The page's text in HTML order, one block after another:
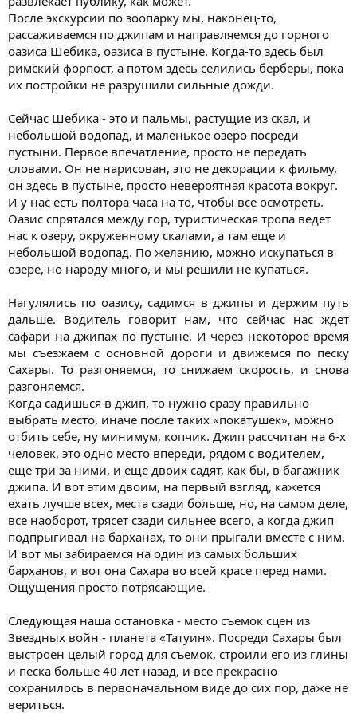
После экскурсии по зоопарку мы, наконец-то,
рассаживаемся по джипам и направляемся до горного
оазиса Шебика, оазиса в пустыне. Когда-то здесь был
римский форпост, а потом здесь селились берберы, пока
их постройки не разрушили сильные дожди.
Сейчас Шебика - это и пальмы, растущие из скал, и
небольшой водопад, и маленькое озеро посреди
пустыни. Первое впечатление, просто не передать
словами. Он не нарисован, это не декорации к фильму,
он здесь в пустыне, просто невероятная красота вокруг.
И у нас есть полтора часа на то, чтобы все осмотреть.
Оазис спрятался между гор, туристическая тропа ведет
нас к озеру, окруженному скалами, а там еще и
небольшой водопад. По желанию, можно искупаться в
озере, но народу много, и мы решили не купаться.
Нагулялись по оазису, садимся в джипы и держим путь
дальше. Водитель говорит нам, что сейчас нас ждет
сафари на джипах по пустыне. И через некоторое время
мы съезжаем с основной дороги и движемся по песку
Сахары. То разгоняемся, то снижаем скорость, и снова
разгоняемся.​
Когда садишься в джип, то нужно сразу правильно
выбрать место, иначе после таких «покатушек», можно
отбить себе, ну минимум, копчик. Джип рассчитан на 6-х
человек, это одно место впереди, рядом с водителем,
еще три за ними, и еще двоих садят, как бы, в багажник
джипа. И вот этим двоим, на первый взгляд, кажется
ехать лучше всех, места сзади больше, но, на самом деле,
все наоборот, трясет сзади сильнее всего, а когда джип
подпрыгивал на барханах, то они прыгали вместе с ним.
И вот мы забираемся на один из самых больших
барханов, и вот она Сахара во всей красе перед нами.
Ощущения просто потрясающие.
Следующая наша остановка - место съемок сцен из
Звездных войн - планета «Татуин». Посреди Сахары был
выстроен целый город для съемок, строили его из глины
и песка больше 40 лет назад, и все прекрасно
сохранилось в первоначальном виде до сих пор, даже не
вериться.